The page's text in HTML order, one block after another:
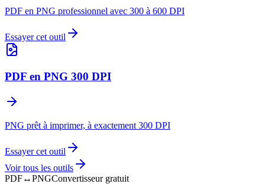
PDF en PNG professionnel avec 300 à 600 DPI
Essayer cet outil
PDF en PNG 300 DPI
PNG prêt à imprimer, à exactement 300 DPI
Essayer cet outil
Voir tous les outils
PDF↔PNGConvertisseur gratuit